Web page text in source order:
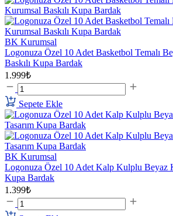
BK Kurumsal
Logonuza Özel 10 Adet Basketbol Temalı
Baskılı Kupa Bardak
1.999₺
Sepete Ekle
BK Kurumsal
Logonuza Özel 10 Adet Kalp Kulplu Beyaz
Kupa Bardak
1.399₺